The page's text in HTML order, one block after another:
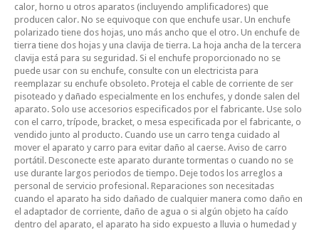
calor, horno u otros aparatos (incluyendo amplificadores) que
producen calor. No se equivoque con que enchufe usar. Un enchufe
polarizado tiene dos hojas, uno más ancho que el otro. Un enchufe de
tierra tiene dos hojas y una clavija de tierra. La hoja ancha de la tercera
clavija está para su seguridad. Si el enchufe proporcionado no se
puede usar con su enchufe, consulte con un electricista para
reemplazar su enchufe obsoleto. Proteja el cable de corriente de ser
pisoteado y dañado especialmente en los enchufes, y donde salen del
aparato. Solo use accesorios especificados por el fabricante. Use solo
con el carro, trípode, bracket, o mesa especificada por el fabricante, o
vendido junto al producto. Cuando use un carro tenga cuidado al
mover el aparato y carro para evitar daño al caerse. Aviso de carro
portátil. Desconecte este aparato durante tormentas o cuando no se
use durante largos periodos de tiempo. Deje todos los arreglos a
personal de servicio profesional. Reparaciones son necesitadas
cuando el aparato ha sido dañado de cualquier manera como daño en
el adaptador de corriente, daño de agua o si algún objeto ha caído
dentro del aparato, el aparato ha sido expuesto a lluvia o humedad y